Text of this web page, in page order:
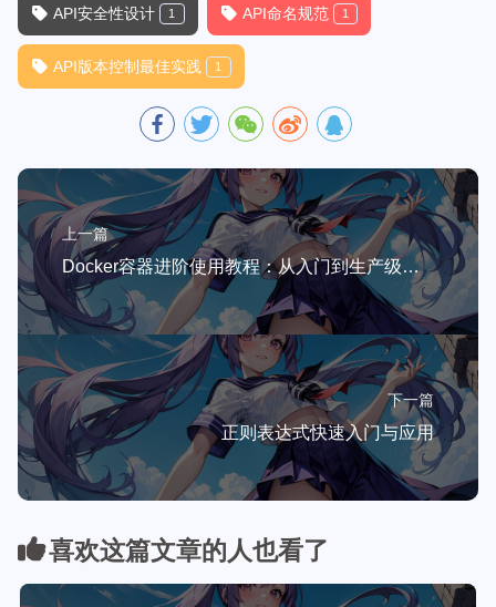
API安全性设计 1 API命名规范 1
API版本控制最佳实践 1
上一篇
Docker容器进阶使用教程：从入门到生产级部署的实战指南
下一篇
正则表达式快速入门与应用
喜欢这篇文章的人也看了